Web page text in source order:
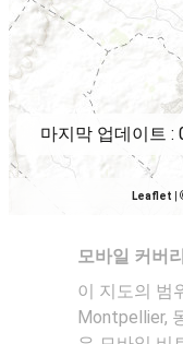
Leaflet
마지막 업데이트 :
모바일 커버
이 지도의 범
Montpellier,